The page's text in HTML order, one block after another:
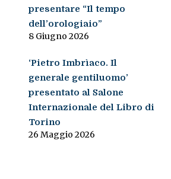
presentare “Il tempo
dell’orologiaio”
8 Giugno 2026
‘Pietro Imbrìaco. Il
generale gentiluomo’
presentato al Salone
Internazionale del Libro di
Torino
26 Maggio 2026